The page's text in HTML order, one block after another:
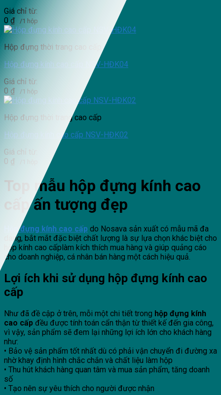
Top mẫu hộp đựng kính cao
cấp ấn tượng đẹp
Hộp đựng kính cao cấp do Nosava sản xuất có mẫu mã đa
dạng, bắt mắt đặc biệt chất lượng là sự lựa chọn khác biệt cho
hộp kính cao cấplàm kích thích mua hàng và giúp quảng cáo
cho doanh nghiệp, cá nhân bán hàng một cách hiệu quả.
Lợi ích khi sử dụng hộp đựng kính cao
cấp
Như đã đề cập ở trên, mỗi một chi tiết trong hộp đựng kính
cao cấp đều được tính toán cẩn thận từ thiết kế đến gia công,
vì vậy, sản phẩm sẽ đem lại những lợi ích lớn cho khách hàng
như:
• Bảo vệ sản phẩm tốt nhất dù có phải vận chuyển đi đường xa
nhờ khay định hình chắc chắn và chất liệu làm hộp
• Thu hút khách hàng quan tâm và mua sản phẩm, tăng doanh
số
• Tạo nên sự yêu thích cho người được nhận
Giá chỉ từ:
0 ₫ /1 hộp
Hộp đựng thời trang cao cấp
Hộp đựng kính cao cấp NSV-HĐK04
Giá chỉ từ:
0 ₫ /1 hộp
Hộp đựng thời trang cao cấp
Hộp đựng kính cao cấp NSV-HĐK02
Giá chỉ từ:
0 ₫